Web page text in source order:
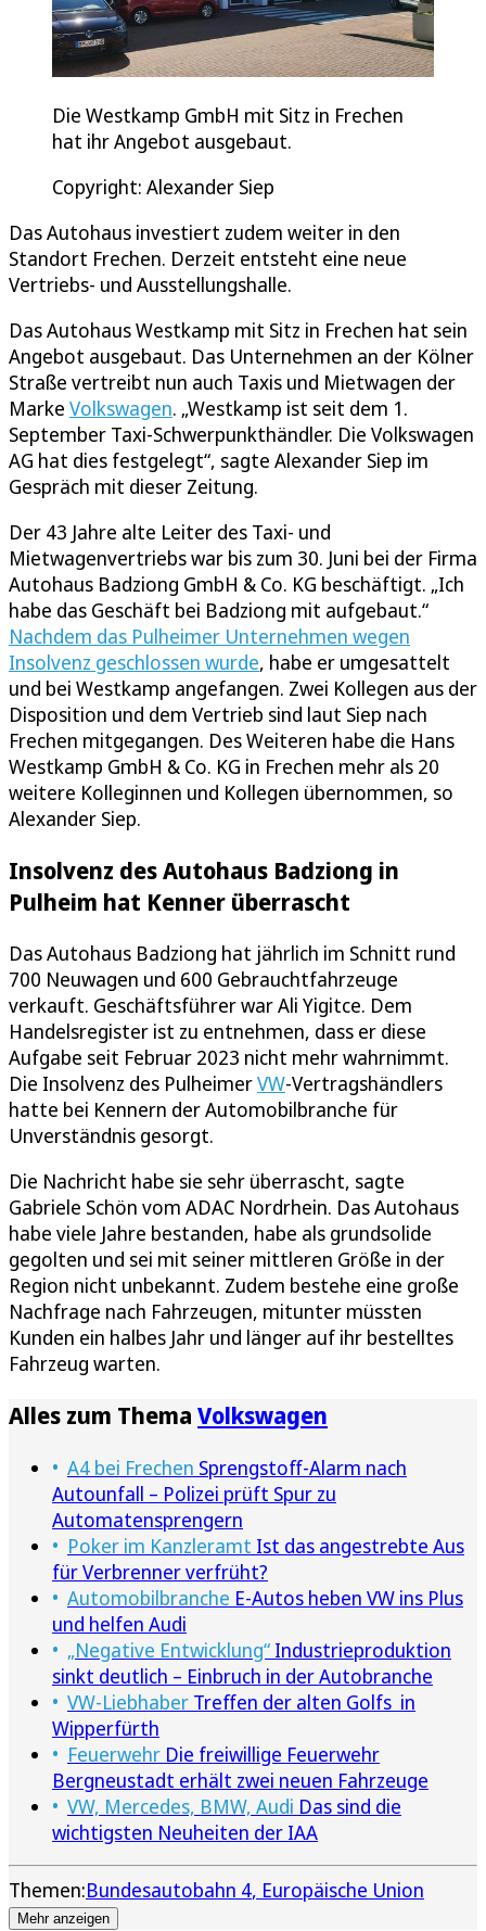
Die Westkamp GmbH mit Sitz in Frechen
hat ihr Angebot ausgebaut.
Copyright: Alexander Siep
Das Autohaus investiert zudem weiter in den
Standort Frechen. Derzeit entsteht eine neue
Vertriebs- und Ausstellungshalle.
Das Autohaus Westkamp mit Sitz in Frechen hat sein
Angebot ausgebaut. Das Unternehmen an der Kölner
Straße vertreibt nun auch Taxis und Mietwagen der
Marke Volkswagen. „Westkamp ist seit dem 1.
September Taxi-Schwerpunkthändler. Die Volkswagen
AG hat dies festgelegt“, sagte Alexander Siep im
Gespräch mit dieser Zeitung.
Der 43 Jahre alte Leiter des Taxi- und
Mietwagenvertriebs war bis zum 30. Juni bei der Firma
Autohaus Badziong GmbH & Co. KG beschäftigt. „Ich
habe das Geschäft bei Badziong mit aufgebaut.“
Nachdem das Pulheimer Unternehmen wegen
Insolvenz geschlossen wurde, habe er umgesattelt
und bei Westkamp angefangen. Zwei Kollegen aus der
Disposition und dem Vertrieb sind laut Siep nach
Frechen mitgegangen. Des Weiteren habe die Hans
Westkamp GmbH & Co. KG in Frechen mehr als 20
weitere Kolleginnen und Kollegen übernommen, so
Alexander Siep.
Insolvenz des Autohaus Badziong in
Pulheim hat Kenner überrascht
Das Autohaus Badziong hat jährlich im Schnitt rund
700 Neuwagen und 600 Gebrauchtfahrzeuge
verkauft. Geschäftsführer war Ali Yigitce. Dem
Handelsregister ist zu entnehmen, dass er diese
Aufgabe seit Februar 2023 nicht mehr wahrnimmt.
Die Insolvenz des PulheimerVW-Vertragshändlers
hatte bei Kennern der Automobilbranche für
Unverständnis gesorgt.
Die Nachricht habe sie sehr überrascht, sagte
Gabriele Schön vom ADAC Nordrhein. Das Autohaus
habe viele Jahre bestanden, habe als grundsolide
gegolten und sei mit seiner mittleren Größe in der
Region nicht unbekannt. Zudem bestehe eine große
Nachfrage nach Fahrzeugen, mitunter müssten
Kunden ein halbes Jahr und länger auf ihr bestelltes
Fahrzeug warten.
Alles zum Thema Volkswagen
A4 bei Frechen Sprengstoff-Alarm nach
Autounfall – Polizei prüft Spur zu
Automatensprengern
Poker im Kanzleramt Ist das angestrebte Aus
für Verbrenner verfrüht?
Automobilbranche E-Autos heben VW ins Plus
und helfen Audi
„Negative Entwicklung“ Industrieproduktion
sinkt deutlich – Einbruch in der Autobranche
VW-Liebhaber Treffen der alten Golfs in
Wipperfürth
Feuerwehr Die freiwillige Feuerwehr
Bergneustadt erhält zwei neuen Fahrzeuge
VW, Mercedes, BMW, Audi Das sind die
wichtigsten Neuheiten der IAA
Themen:Bundesautobahn 4 Europäische Union
Mehr anzeigen